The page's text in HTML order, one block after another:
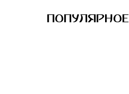
ПОПУЛЯРНОЕ